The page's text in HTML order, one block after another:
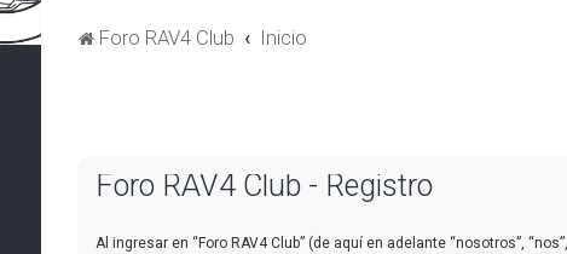
Foro RAV4 Club Inicio
Foro RAV4 Club - Registro
Al ingresar en “Foro RAV4 Club” (de aquí en adelante “nosotros”,